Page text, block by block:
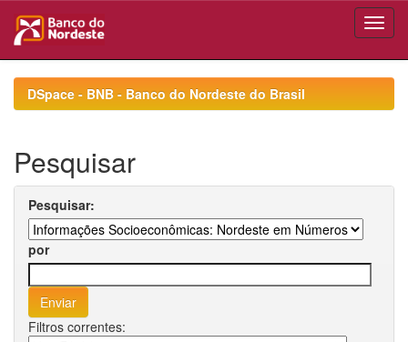
navigationDSpace - BNB - Banco do Nordeste do Brasil
Pesquisar
Pesquisar:
por
Filtros correntes: